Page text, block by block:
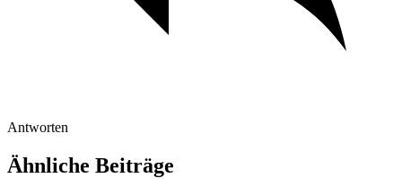
Antworten
Ähnliche Beiträge